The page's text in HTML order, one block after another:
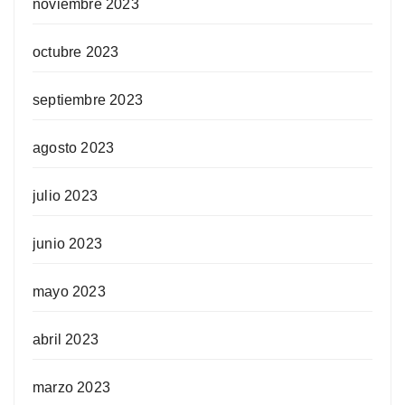
noviembre 2023
octubre 2023
septiembre 2023
agosto 2023
julio 2023
junio 2023
mayo 2023
abril 2023
marzo 2023